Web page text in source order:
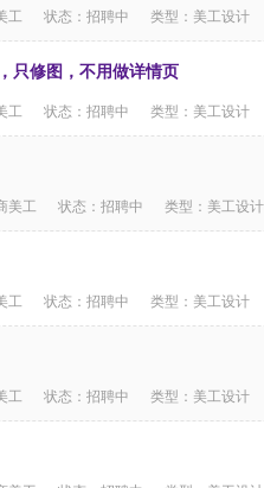
工 状态：招聘中 类型：美工设计
只修图，不用做详情页
工 状态：招聘中 类型：美工设计
美工 状态：招聘中 类型：美工设计
工 状态：招聘中 类型：美工设计
工 状态：招聘中 类型：美工设计